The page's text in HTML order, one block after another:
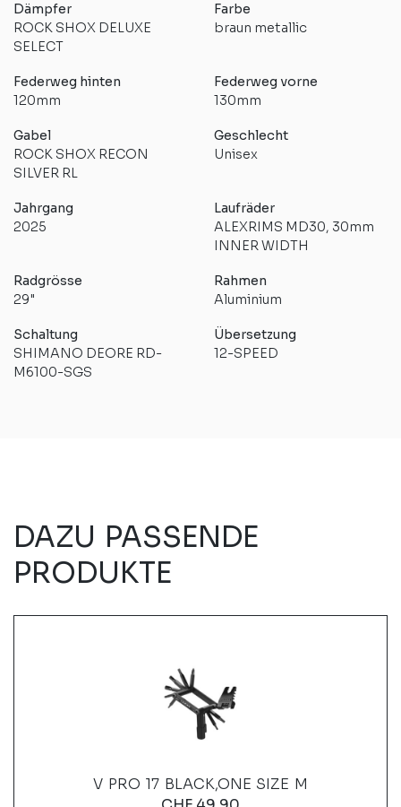
Dämpfer
ROCK SHOX DELUXE
SELECT
Farbe
braun metallic
Federweg hinten
120mm
Federweg vorne
130mm
Gabel
ROCK SHOX RECON
SILVER RL
Geschlecht
Unisex
Jahrgang
2025
Laufräder
ALEXRIMS MD30, 30mm
INNER WIDTH
Radgrösse
29"
Rahmen
Aluminium
Schaltung
SHIMANO DEORE RD-
M6100-SGS
Übersetzung
12-SPEED
DAZU PASSENDE
PRODUKTE
V PRO 17 BLACK,ONE SIZE M